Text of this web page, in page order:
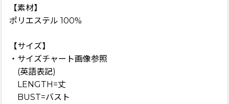
【素材】
ポリエステル 100%
【サイズ】
・サイズチャート画像参照
(英語表記)
LENGTH=丈
BUST=バスト